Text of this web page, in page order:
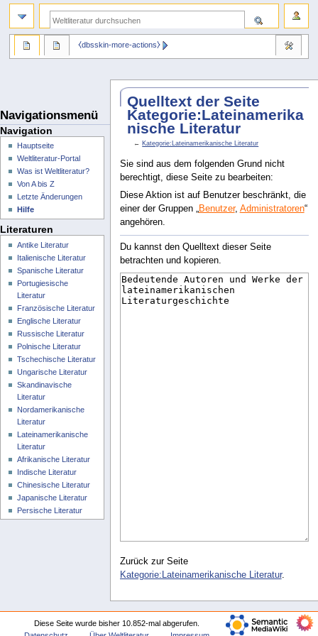
Quelltext der Seite
Kategorie:Lateinamerika
nische Literatur
← Kategorie:Lateinamerikanische Literatur
Sie sind aus dem folgenden Grund nicht
berechtigt, diese Seite zu bearbeiten:
Diese Aktion ist auf Benutzer beschränkt, die
einer der Gruppen „Benutzer, Administratoren“
angehören.
Du kannst den Quelltext dieser Seite
betrachten und kopieren.
Zurück zur Seite
Kategorie:Lateinamerikanische Literatur.
Navigationsmenü
⧼dbsskin-more-actions⧽
Navigation
Hauptseite
Weltliteratur-Portal
Was ist Weltliteratur?
Von A bis Z
Letzte Änderungen
Hilfe
Literaturen
Antike Literatur
Italienische Literatur
Spanische Literatur
Portugiesische
Literatur
Französische Literatur
Englische Literatur
Russische Literatur
Polnische Literatur
Tschechische Literatur
Ungarische Literatur
Skandinavische
Literatur
Nordamerikanische
Literatur
Lateinamerikanische
Literatur
Afrikanische Literatur
Indische Literatur
Chinesische Literatur
Japanische Literatur
Persische Literatur
Diese Seite wurde bisher 10.852-mal abgerufen.